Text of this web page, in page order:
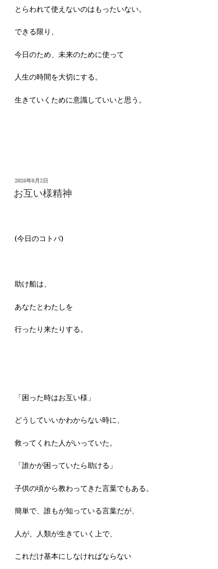
とらわれて使えないのはもったいない。
できる限り、
今日のため、未来のために使って
人生の時間を大切にする。
生きていくために意識していいと思う。
投
稿
日:
2026年8月2日
お互い様精神
(今日のコトバ)
助け船は、
あなたとわたしを
行ったり来たりする。
「困った時はお互い様」
どうしていいかわからない時に、
救ってくれた人がいっていた。
「誰かが困っていたら助ける」
子供の頃から教わってきた言葉でもある。
簡単で、誰もが知っている言葉だが、
人が、人類が生きていく上で、
これだけ基本にしなければならない